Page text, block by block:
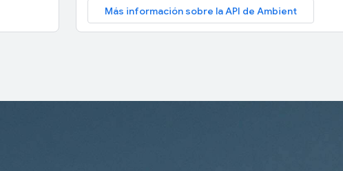
Más información sobre la API de Ambient